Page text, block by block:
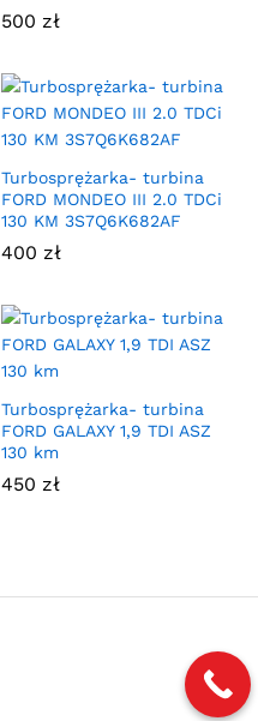
500 zł
Turbosprężarka- turbina
FORD MONDEO III 2.0 TDCi
130 KM 3S7Q6K682AF
400 zł
Turbosprężarka- turbina
FORD GALAXY 1,9 TDI ASZ
130 km
450 zł